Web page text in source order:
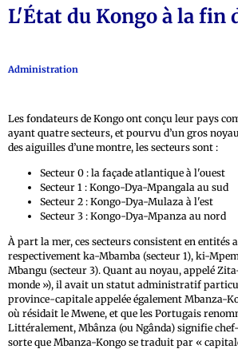
L'État du Kongo à la fin
Administration
Les fondateurs de Kongo ont conçu leur pays
ayant quatre secteurs, et pourvu d’un gros
des aiguilles d’une montre, les secteurs sont :
Secteur 0 : la façade atlantique à l'ouest
Secteur 1 : Kongo-Dya-Mpangala au sud
Secteur 2 : Kongo-Dya-Mulaza à l'est
Secteur 3 : Kongo-Dya-Mpanza au nord
À part la mer, ces secteurs consistent en
respectivement ka-Mbamba (secteur 1), ki-
Mbangu (secteur 3). Quant au noyau, appelé
monde »), il avait un statut administratif
province-capitale appelée également Mbanza-
où résidait le Mwene, et que les Portugais
Littéralement, Mbânza (ou Ngânda) signifie
sorte que Mbanza-Kongo se traduit par «